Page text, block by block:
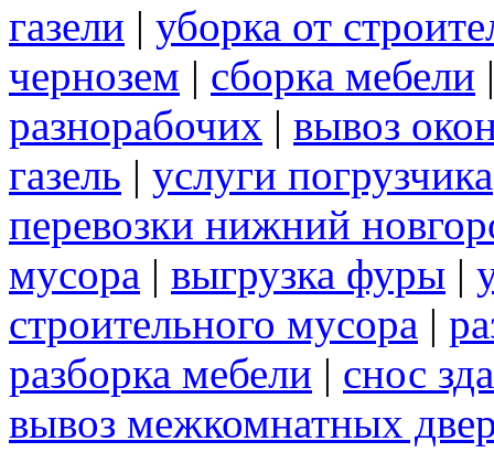
газели | уборка от
чернозем | сборка мебели
разнорабочих | вывоз
газель | услуги погрузчика
перевозки нижний
мусора | выгрузка фуры |
строительного мусора |
разборка мебели | снос
вывоз межкомнатных